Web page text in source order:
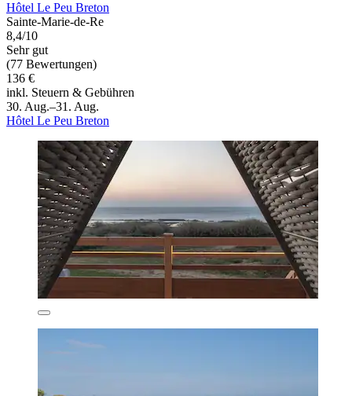
Hôtel Le Peu Breton
Sainte-Marie-de-Re
8,4/10
Sehr gut
(77 Bewertungen)
136 €
inkl. Steuern & Gebühren
30. Aug.–31. Aug.
Hôtel Le Peu Breton